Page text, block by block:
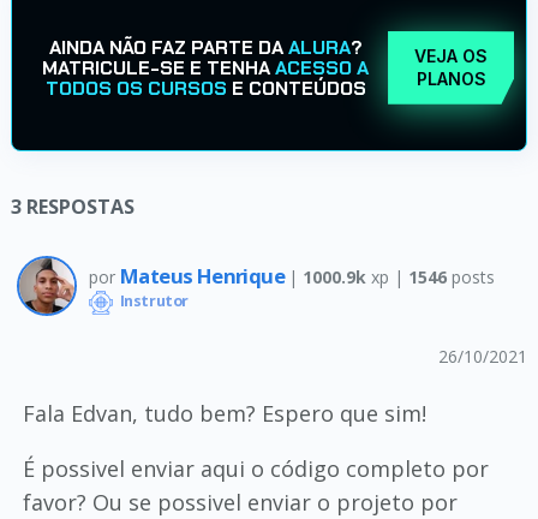
AINDA NÃO FAZ PARTE DAALURA?
MATRICULE-SE E TENHAACESSO A
TODOS OS CURSOS E CONTEÚDOS
VEJA OS
PLANOS
3 RESPOSTAS
por Mateus Henrique | 1000.9k xp | 1546 posts
Instrutor
26/10/2021
Fala Edvan, tudo bem? Espero que sim!
É possivel enviar aqui o código completo por
favor? Ou se possivel enviar o projeto por